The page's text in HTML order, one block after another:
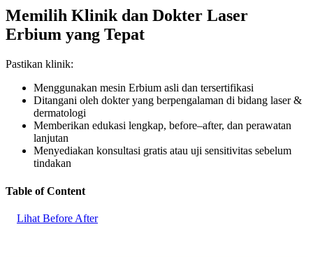
Memilih Klinik dan Dokter Laser
Erbium yang Tepat
Pastikan klinik:
Menggunakan mesin Erbium asli dan tersertifikasi
Ditangani oleh dokter yang berpengalaman di bidang laser &
dermatologi
Memberikan edukasi lengkap, before–after, dan perawatan
lanjutan
Menyediakan konsultasi gratis atau uji sensitivitas sebelum
tindakan
Table of Content
Lihat Before After